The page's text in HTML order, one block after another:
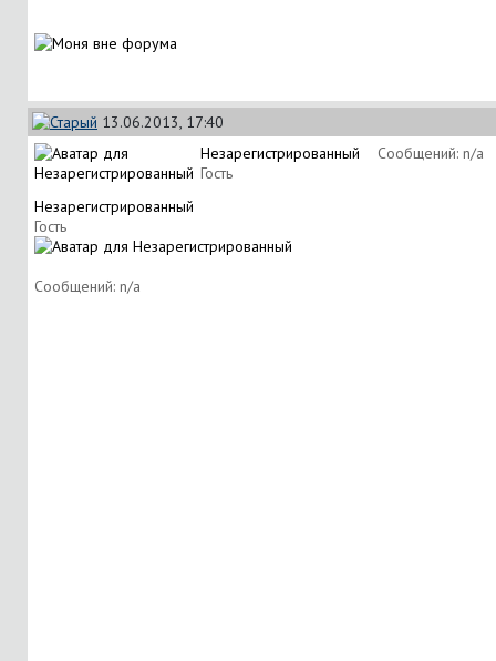
13.06.2013, 17:40
Незарегистрированный
Гость
Сообщений: n/a
Незарегистрированный
Гость
Сообщений: n/a